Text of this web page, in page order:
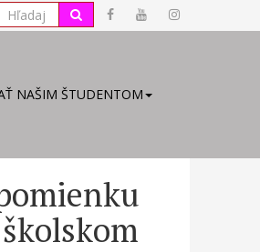
NAŠIM ŠTUDENTOM